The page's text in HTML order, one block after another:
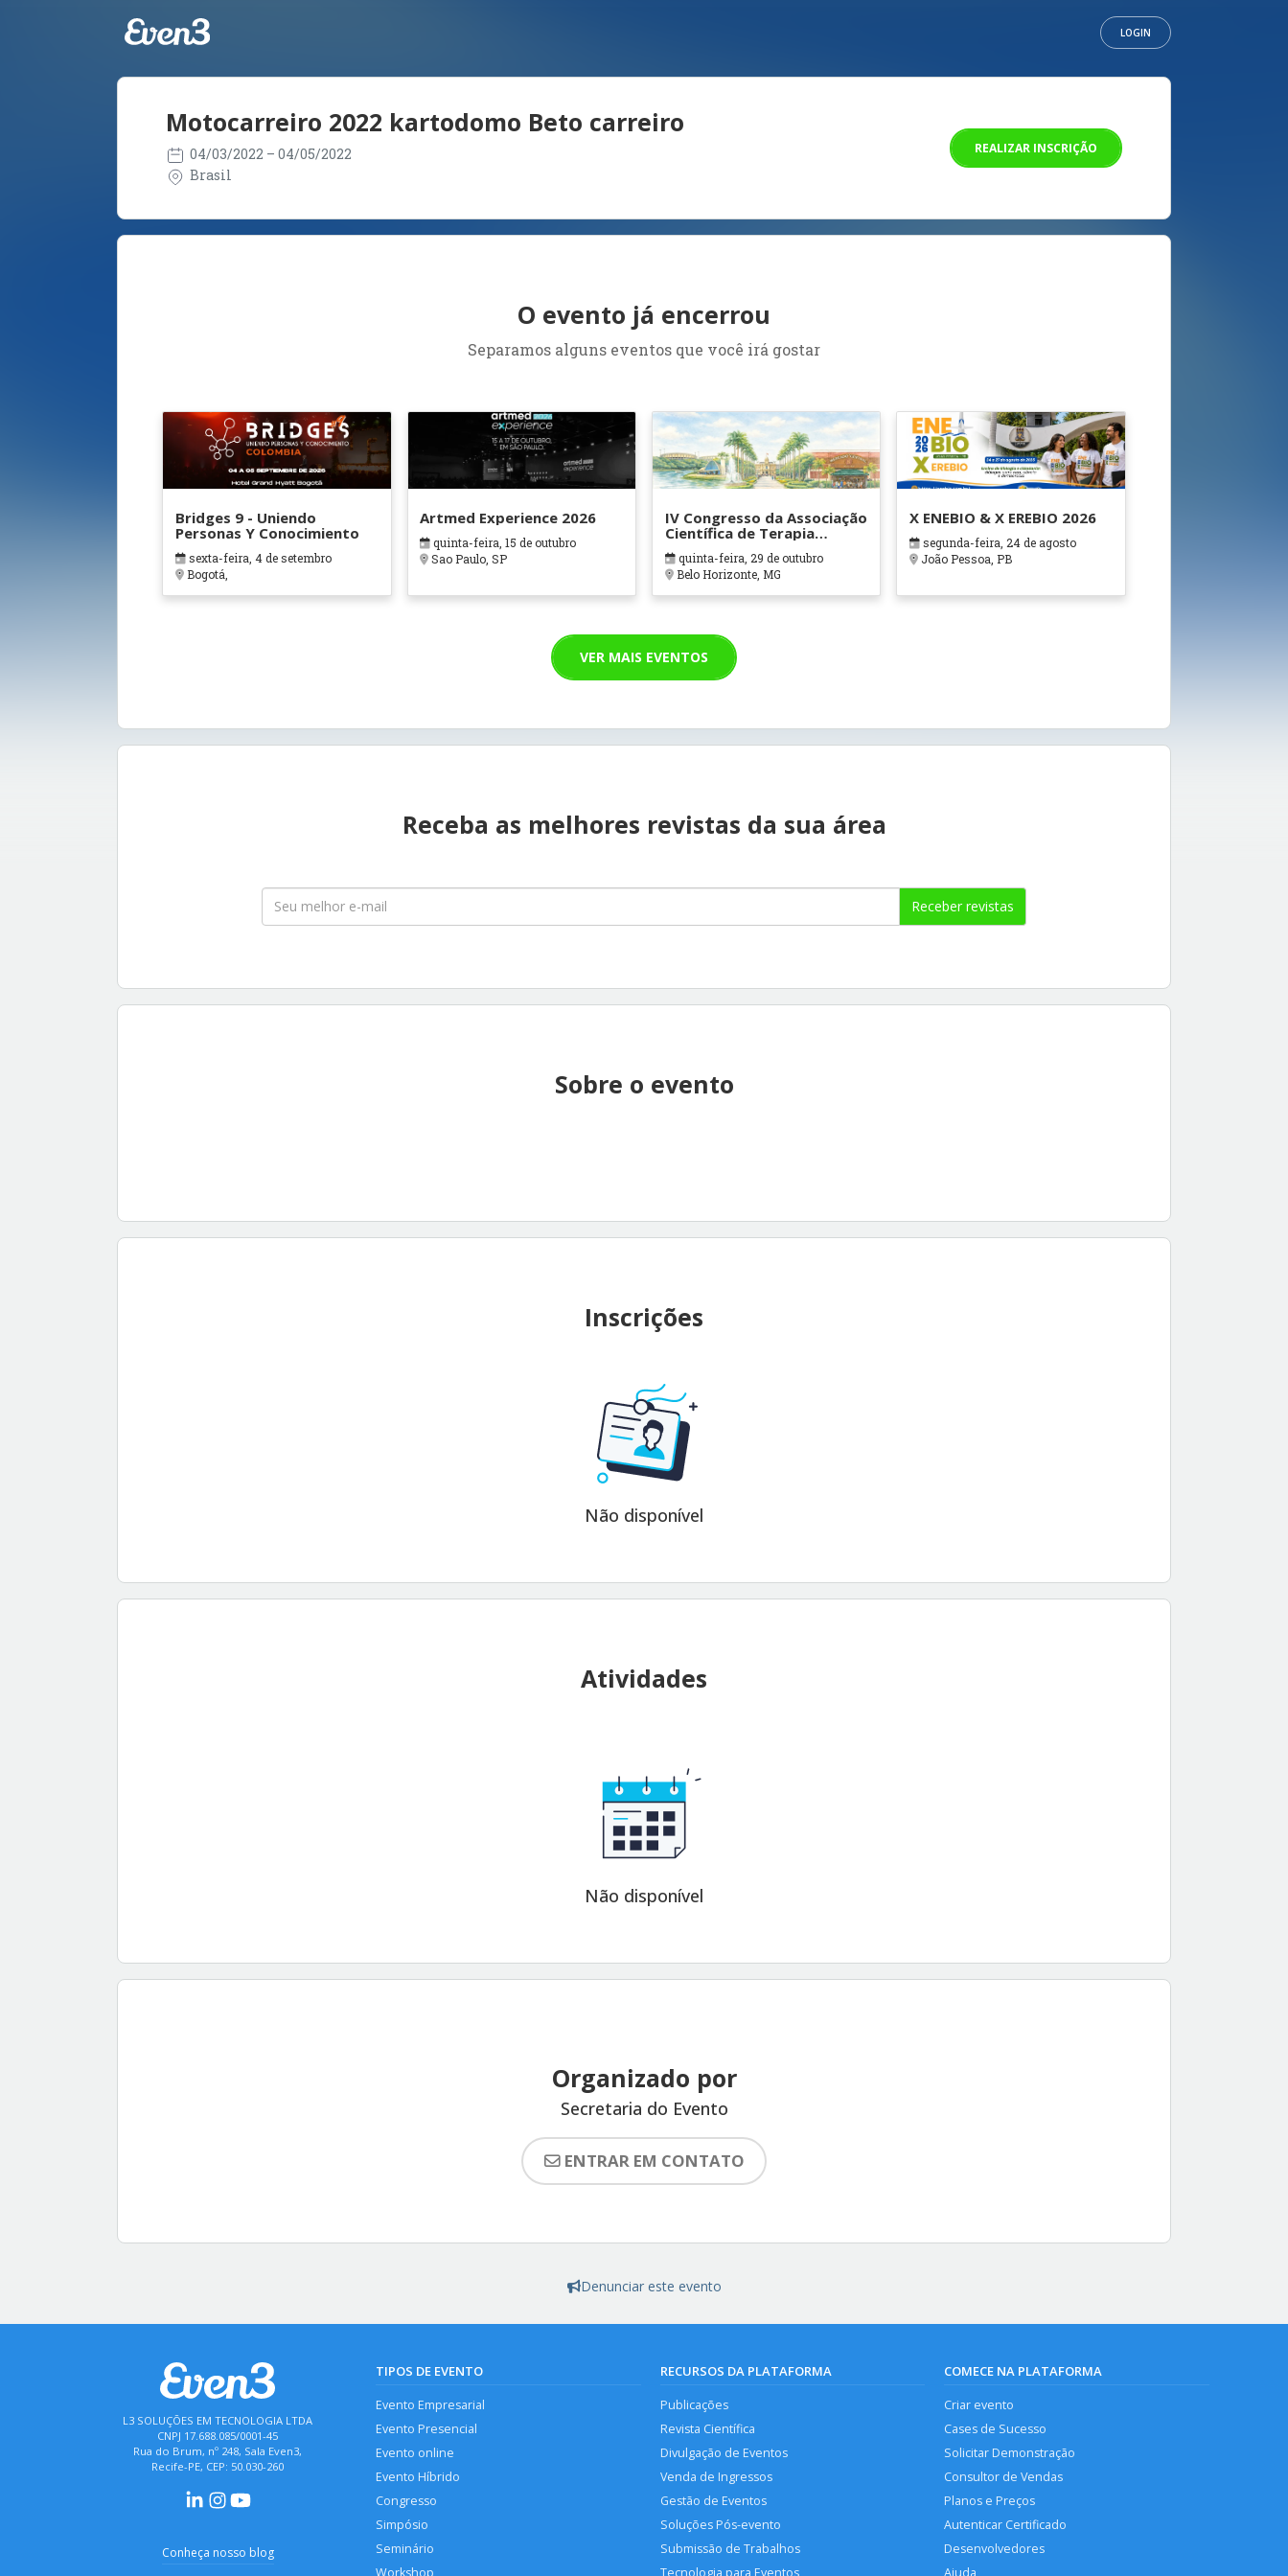
LOGIN
Motocarreiro 2022 kartodomo Beto carreiro
04/03/2022 – 04/05/2022
Brasil
REALIZAR INSCRIÇÃO
O evento já encerrou
Separamos alguns eventos que você irá gostar
Bridges 9 - Uniendo
Personas Y Conocimiento
sexta-feira, 4 de setembro
Bogotá,
Artmed Experience 2026
quinta-feira, 15 de outubro
Sao Paulo, SP
IV Congresso da Associação
Científica de Terapia
Ocupacional em Contextos
Hospitalares e Cuidados
Paliativos - ATOHOSP
quinta-feira, 29 de outubro
Belo Horizonte, MG
X ENEBIO & X EREBIO 2026
segunda-feira, 24 de agosto
João Pessoa, PB
VER MAIS EVENTOS
Receba as melhores revistas da sua área
Receber revistas
Sobre o evento
Inscrições
Não disponível
Atividades
Não disponível
Organizado por
Secretaria do Evento
ENTRAR EM CONTATO
Denunciar este evento
L3 SOLUÇÕES EM TECNOLOGIA LTDA
CNPJ 17.688.085/0001-45
Rua do Brum, nº 248, Sala Even3,
Recife-PE, CEP: 50.030-260
Conheça nosso blog
TIPOS DE EVENTO
Evento Empresarial
Evento Presencial
Evento online
Evento Híbrido
Congresso
Simpósio
Seminário
Workshop
RECURSOS DA PLATAFORMA
Publicações
Revista Científica
Divulgação de Eventos
Venda de Ingressos
Gestão de Eventos
Soluções Pós-evento
Submissão de Trabalhos
Tecnologia para Eventos
COMECE NA PLATAFORMA
Criar evento
Cases de Sucesso
Solicitar Demonstração
Consultor de Vendas
Planos e Preços
Autenticar Certificado
Desenvolvedores
Ajuda